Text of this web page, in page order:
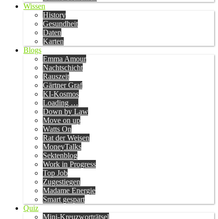
Wissen
History
Gesundheit
Daten
Karten
Blogs
Emma Amour
Nachtschicht
Rauszeit
Gärtner Graf
KI-Kosmos
Loading …
Down by Law
Move on up
Watts On
Rat der Weisen
MoneyTalks
Sektenblog
Work in Progress
Top Job
Zugestiegen
Madame Energie
Smart gespart
Quiz
Mini-Kreuzworträtsel